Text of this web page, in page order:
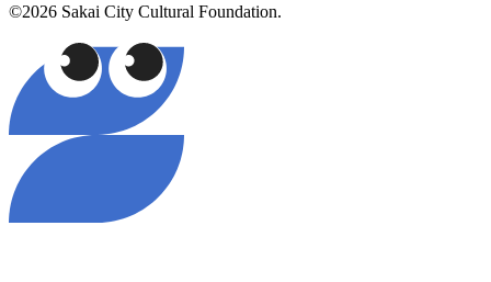
©2026 Sakai City Cultural Foundation.